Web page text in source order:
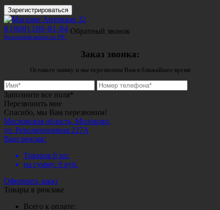
Зарегистрироваться
8 (800) 100-81-84
Бесплатный звонок по РФ.
Обратный звонок
Заказ звонка:
Оставьте заявку и мы перезвоним Вам в ближайшее время
Заполните все поля*
Перезвонить мне
Спасибо, мы Вам перезвоним!
Московская область, Молоково,
ул. Революционная 227А
Ваш рюкзак:
Товаров 0 шт.
на сумму: 0 руб.
Оформить заказ
Товары в рюкзаке
Всего к оплате: